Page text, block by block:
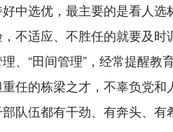
中选优，最主要的是看人
不适应、不胜任的就要及
、“田间管理”，经常提醒教
任的栋梁之才，不辜负党
队伍都有干劲、有奔头、有